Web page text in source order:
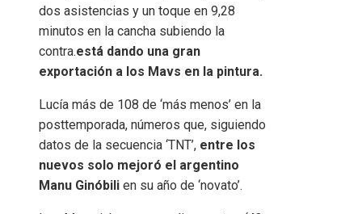
dos asistencias y un toque en 9,28
minutos en la cancha subiendo la
contra.está dando una gran
exportación a los Mavs en la pintura.
Lucía más de 108 de ‘más menos’ en la
posttemporada, números que, siguiendo
datos de la secuencia ‘TNT’, entre los
nuevos solo mejoró el argentino
Manu Ginóbili en su año de ‘novato’.